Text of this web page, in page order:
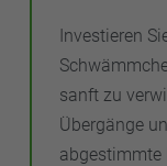
Investieren
sanft zu
Übergänge
abgestimmte